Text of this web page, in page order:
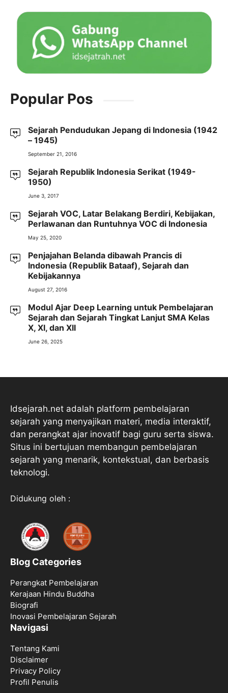
Popular Pos
Sejarah Pendudukan Jepang di Indonesia (1942
– 1945)
September 21, 2016
Sejarah Republik Indonesia Serikat (1949-
1950)
June 3, 2017
Sejarah VOC, Latar Belakang Berdiri, Kebijakan,
Perlawanan dan Runtuhnya VOC di Indonesia
May 25, 2020
Penjajahan Belanda dibawah Prancis di
Indonesia (Republik Bataaf), Sejarah dan
Kebijakannya
August 27, 2016
Modul Ajar Deep Learning untuk Pembelajaran
Sejarah dan Sejarah Tingkat Lanjut SMA Kelas
X, XI, dan XII
June 26, 2025
Idsejarah.net adalah platform pembelajaran
sejarah yang menyajikan materi, media interaktif,
dan perangkat ajar inovatif bagi guru serta siswa.
Situs ini bertujuan membangun pembelajaran
sejarah yang menarik, kontekstual, dan berbasis
teknologi.
Didukung oleh :
Blog Categories
Perangkat Pembelajaran
Kerajaan Hindu Buddha
Biografi
Inovasi Pembelajaran Sejarah
Navigasi
Tentang Kami
Disclaimer
Privacy Policy
Profil Penulis